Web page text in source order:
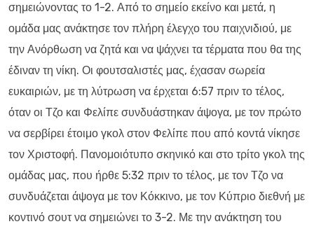
σημειώνοντας το 1-2. Από το σημείο εκείνο και μετά, η
ομάδα μας ανάκτησε τον πλήρη έλεγχο του παιχνιδιού, με
την Ανόρθωση να ζητά και να ψάχνει τα τέρματα που θα της
έδιναν τη νίκη. Οι φουτσαλιστές μας, έχασαν σωρεία
ευκαιριών, με τη λύτρωση να έρχεται 6:57 πριν το τέλος,
όταν οι Τζο και Φελίπε συνδυάστηκαν άψογα, με τον πρώτο
να σερβίρει έτοιμο γκολ στον Φελίπε που από κοντά νίκησε
τον Χριστοφή. Πανομοιότυπο σκηνικό και στο τρίτο γκολ της
ομάδας μας, που ήρθε 5:32 πριν το τέλος, με τον Τζο να
συνδυάζεται άψογα με τον Κόκκινο, με τον Κύπριο διεθνή με
κοντινό σουτ να σημειώνει το 3-2. Με την ανάκτηση του